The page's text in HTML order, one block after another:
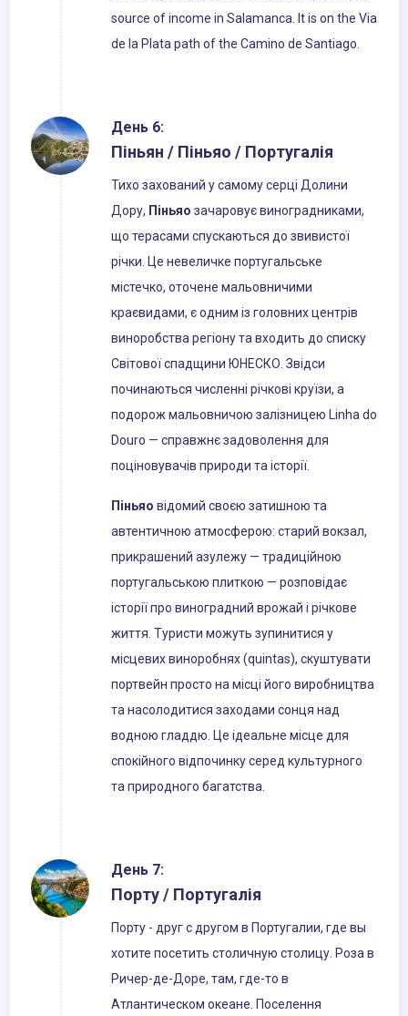
source of income in Salamanca. It is on the Via
de la Plata path of the Camino de Santiago.
День 6:
Піньян / Піньяо / Португалія
Тихо захований у самому серці Долини
Дору, Піньяо зачаровує виноградниками,
що терасами спускаються до звивистої
річки. Це невеличке португальське
містечко, оточене мальовничими
краєвидами, є одним із головних центрів
виноробства регіону та входить до списку
Світової спадщини ЮНЕСКО. Звідси
починаються численні річкові круїзи, а
подорож мальовничою залізницею Linha do
Douro — справжнє задоволення для
поціновувачів природи та історії.
Піньяо відомий своєю затишною та
автентичною атмосферою: старий вокзал,
прикрашений азулежу — традиційною
португальською плиткою — розповідає
історії про виноградний врожай і річкове
життя. Туристи можуть зупинитися у
місцевих виноробнях (quintas), скуштувати
портвейн просто на місці його виробництва
та насолодитися заходами сонця над
водною гладдю. Це ідеальне місце для
спокійного відпочинку серед культурного
та природного багатства.
День 7:
Порту / Португалія
Порту - друг с другом в Португалии, где вы
хотите посетить столичную столицу. Роза в
Ричер-де-Доре, там, где-то в
Атлантическом океане. Поселення